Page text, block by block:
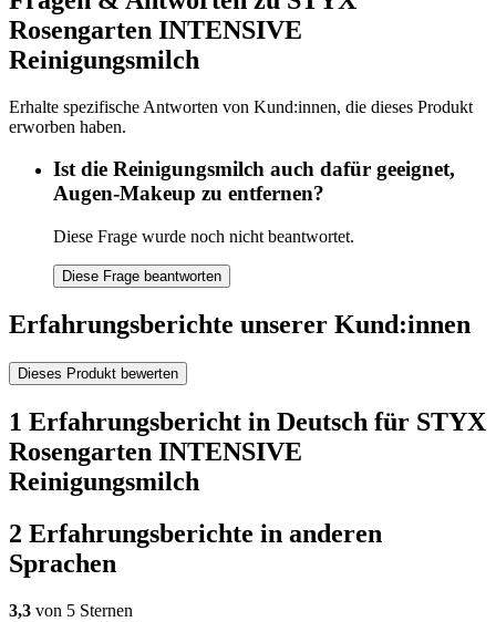
Rosengarten INTENSIVE
Reinigungsmilch
Erhalte spezifische Antworten von Kund:innen, die dieses Produkt
erworben haben.
Ist die Reinigungsmilch auch dafür geeignet,
Augen-Makeup zu entfernen?
Diese Frage wurde noch nicht beantwortet.
Diese Frage beantworten
Erfahrungsberichte unserer Kund:innen
Dieses Produkt bewerten
1 Erfahrungsbericht in Deutsch für STYX
Rosengarten INTENSIVE
Reinigungsmilch
2 Erfahrungsberichte in anderen
Sprachen
3,3 von 5 Sternen